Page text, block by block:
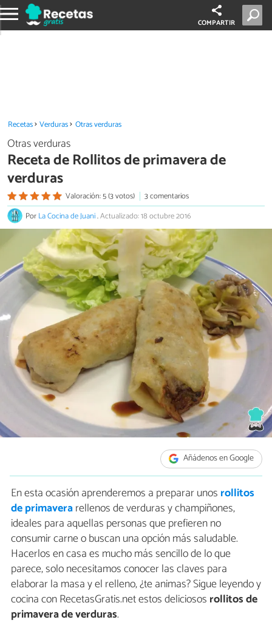
COMPARTIR
Recetas Verduras Otras verduras
Otras verduras
Receta de Rollitos de primavera de
verduras
Valoración: 5 (3 votos)
3 comentarios
PorLa Cocina de Juani.Actualizado: 18 octubre 2016
Añádenos en Google
En esta ocasión aprenderemos a preparar unos rollitos
de primaverarellenos de verduras y champiñones,
ideales para aquellas personas que prefieren no
consumir carne o buscan una opción más saludable.
Hacerlos en casa es mucho más sencillo de lo que
parece, solo necesitamos conocer las claves para
elaborar la masa y el relleno, ¿te animas? Sigue leyendo y
cocina con RecetasGratis.net estos deliciosos rollitos de
primavera de verduras.